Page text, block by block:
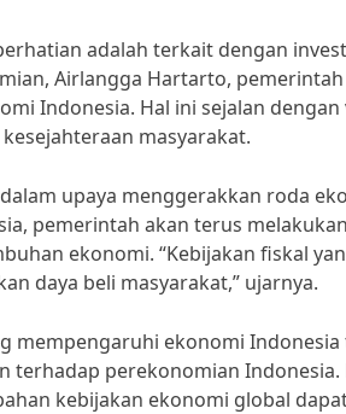
adalah terkait dengan
Airlangga Hartarto,
Indonesia. Hal ini sejalan
masyarakat.
upaya menggerakkan roda
pemerintah akan terus
ekonomi. “Kebijakan fiskal
daya beli masyarakat,” ujarnya.
mempengaruhi ekonomi Indonesia
terhadap perekonomian
kebijakan ekonomi global